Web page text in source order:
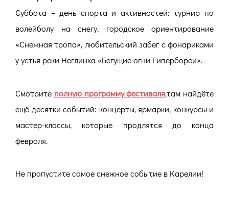
Суббота – день спорта и активностей: турнир по
волейболу на снегу, городское ориентирование
«Снежная тропа», любительский забег с фонариками
у устья реки Неглинка «Бегущие огни Гипербореи».
Смотрите полную программу фестиваля,там найдёте
ещё десятки событий: концерты, ярмарки, конкурсы и
мастер-классы, которые продлятся до конца
февраля.
Не пропустите самое снежное событие в Карелии!